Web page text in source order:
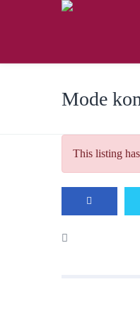
Mode
This listing